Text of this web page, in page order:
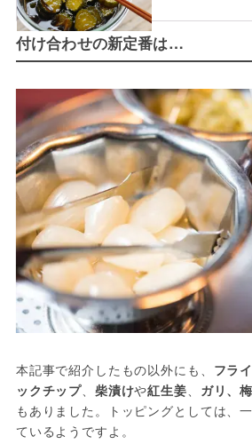
付け合わせの新定番は…
本記事で紹介したもの以外にも、 フラ
ックチップ
柴漬けや紅生姜 ガリ、
もありました。トッピングとしては、
ているようですよ。